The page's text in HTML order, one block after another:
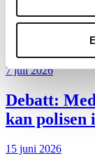
Replik:Det
bakbinder
7 juli 2026
Debatt:
kan polisen
15 juni 2026